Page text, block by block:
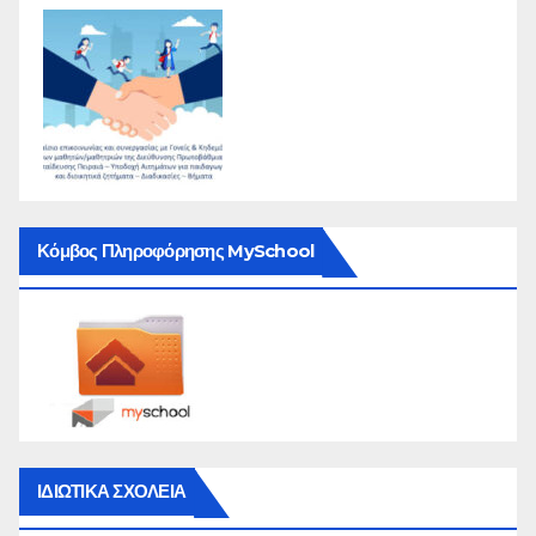
Κόμβος Πληροφόρησης MySchool
ΙΔΙΩΤΙΚΑ ΣΧΟΛΕΙΑ